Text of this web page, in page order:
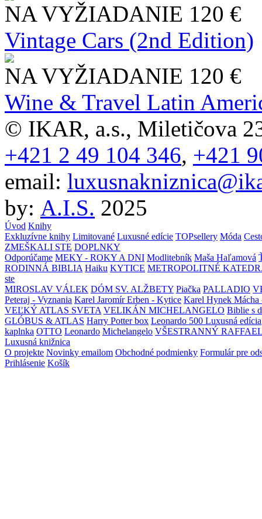
NA VYŽIADANIE 120 €
Vintage Cars (2nd Edition)
NA VYŽIADANIE 120 €
Wine & Travel Latin
© IKAR, a.s., Miletičova
+421 2 49 104 346, +421
email:
by: A.I.S. 2025
Úvod Knihy
Exkluzívne knihy Limitované Luxusné edície TOPsellery Móda
ZMEŠKALI STE DOPLNKY
Odporúčame MEKY - ROKY A DNI Modlitebník Maša Haľamová
RODINNÁ BIBLIA Haiku KYTICE METROPOLITNÉ
ste
MIROSLAV VÁLEK DÓM SV. ALŽBETY Piačka PALLADIO
Peteraj - Vyznania Karel Jaromír Erben - Kytice Karel Hynek Mácha
VEĽKÝ ATLAS SVETA VELIKÁN MICHELANGELO Biblie s
GLÓBUS & ATLAS Harry Potter box Leonardo 500 Luxusná edícia
kaplnka OTTO Leonardo Michelangelo VŠESTRANNÝ
Luxusná knižnica
O projekte Novinky emailom Obchodné podmienky Formulár pre
Prihlásenie Košík